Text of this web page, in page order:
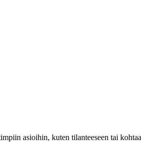
asioihin, kuten tilanteeseen tai